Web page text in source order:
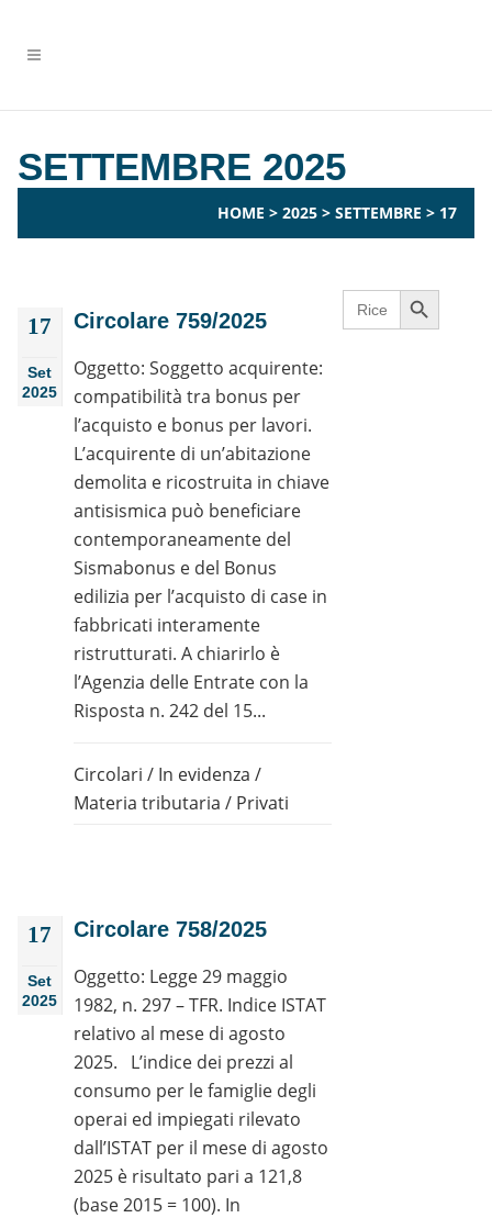
SETTEMBRE 2025
HOME > 2025 > SETTEMBRE > 17
17
Set
2025
Circolare 759/2025
Oggetto: Soggetto acquirente:
compatibilità tra bonus per
l’acquisto e bonus per lavori.
L’acquirente di un’abitazione
demolita e ricostruita in chiave
antisismica può beneficiare
contemporaneamente del
Sismabonus e del Bonus
edilizia per l’acquisto di case in
fabbricati interamente
ristrutturati. A chiarirlo è
l’Agenzia delle Entrate con la
Risposta n. 242 del 15...
Circolari / In evidenza /
Materia tributaria / Privati
17
Set
2025
Circolare 758/2025
Oggetto: Legge 29 maggio
1982, n. 297 – TFR. Indice ISTAT
relativo al mese di agosto
2025. L’indice dei prezzi al
consumo per le famiglie degli
operai ed impiegati rilevato
dall’ISTAT per il mese di agosto
2025 è risultato pari a 121,8
(base 2015 = 100). In
Search
for:
Search Button